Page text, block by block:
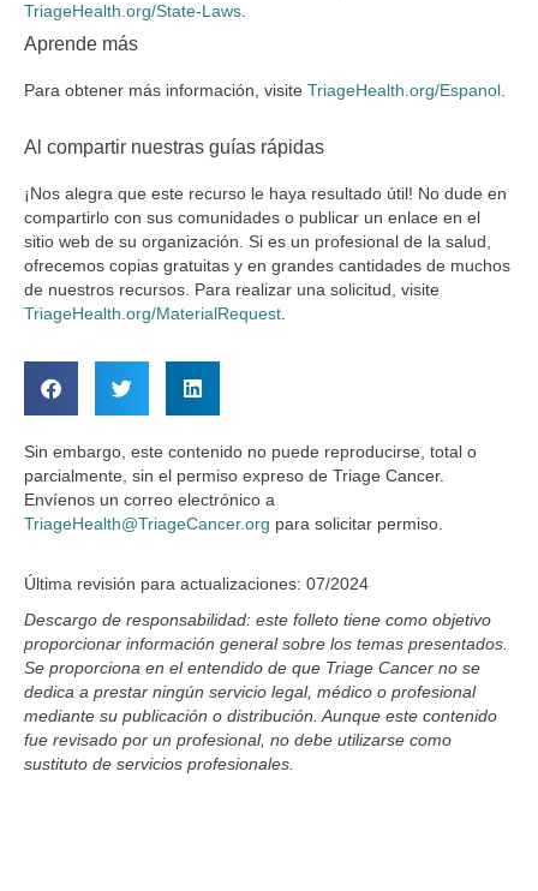
TriageHealth.org/State-Laws
Aprende más
Para obtener más información, visite TriageHealth.org/Espanol
Al compartir nuestras guías rápidas
¡Nos alegra que este recurso le haya resultado útil! No dude en
compartirlo con sus comunidades o publicar un enlace en el
sitio web de su organización. Si es un profesional de la salud,
ofrecemos copias gratuitas y en grandes cantidades de muchos
de nuestros recursos. Para realizar una solicitud, visite
TriageHealth.org/MaterialRequest
Sin embargo, este contenido no puede reproducirse, total o
parcialmente, sin el permiso expreso de Triage Cancer.
Envíenos un correo electrónico a
TriageHealth@TriageCancer.org para solicitar permiso.
Última revisión para actualizaciones: 07/2024
Descargo de responsabilidad: este folleto tiene como objetivo
proporcionar información general sobre los temas presentados.
Se proporciona en el entendido de que Triage Cancer no se
dedica a prestar ningún servicio legal, médico o profesional
mediante su publicación o distribución. Aunque este contenido
fue revisado por un profesional, no debe utilizarse como
sustituto de servicios profesionales.